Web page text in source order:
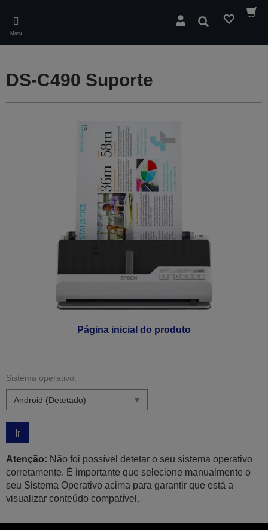
main
content
Menu
Pesquisar
Página inicial do produto
DS-C490 Suporte
Sistema operativo:
Ir
Atenção: Não foi possível detetar o seu sistema operativo
corretamente. É importante que selecione manualmente o
seu Sistema Operativo acima para garantir que está a
visualizar conteúdo compatível.